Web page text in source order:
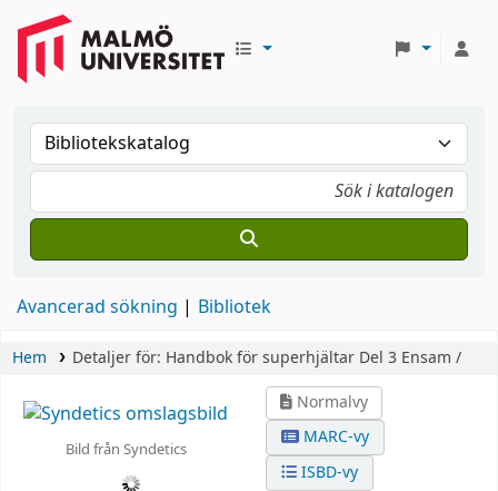
Avancerad sökning Bibliotek
Hem Detaljer för: Handbok för superhjältar Del 3 Ensam /
Bild från Syndetics
Normalvy
MARC-vy
ISBD-vy